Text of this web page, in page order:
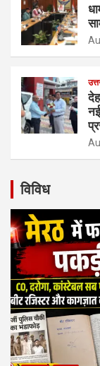
विविध